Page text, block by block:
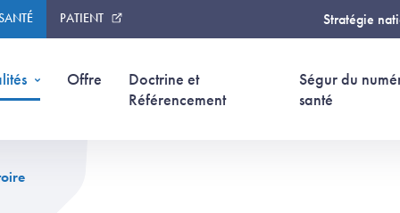
PATIENT Stratégie
Offre
Doctrine et
Référencement
Ségur du
santé